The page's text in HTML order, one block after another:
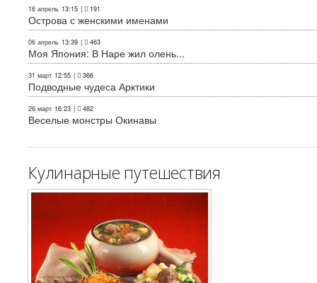
16 апрель 13:15 | 191
Острова с женскими именами
06 апрель 13:39 | 463
Моя Япония: В Наре жил олень...
31 март 12:55 | 366
Подводные чудеса Арктики
26 март 16:23 | 482
Веселые монстры Окинавы
Кулинарные путешествия